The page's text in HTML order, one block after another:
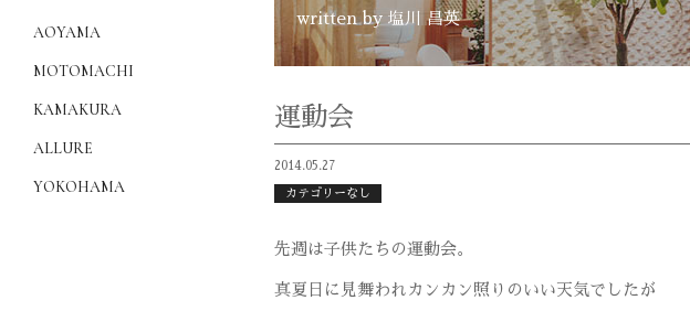
AOYAMA
MOTOMACHI
KAMAKURA
ALLURE
YOKOHAMA
written by 塩川 昌英
運動会
2014.05.27
カテゴリーなし
先週は子供たちの運動会。
真夏日に見舞われカンカン照りのいい天気でしたが